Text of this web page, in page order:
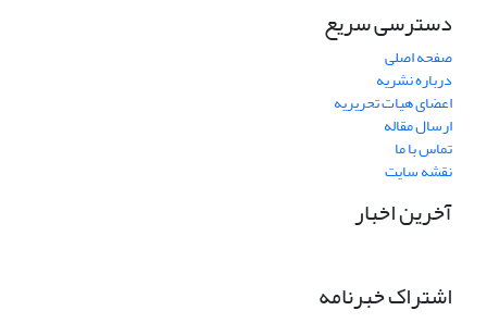
دسترسی سریع
صفحه اصلی
درباره نشریه
اعضای هیات تحریریه
ارسال مقاله
تماس با ما
نقشه سایت
آخرین اخبار
اشتراک خبرنامه